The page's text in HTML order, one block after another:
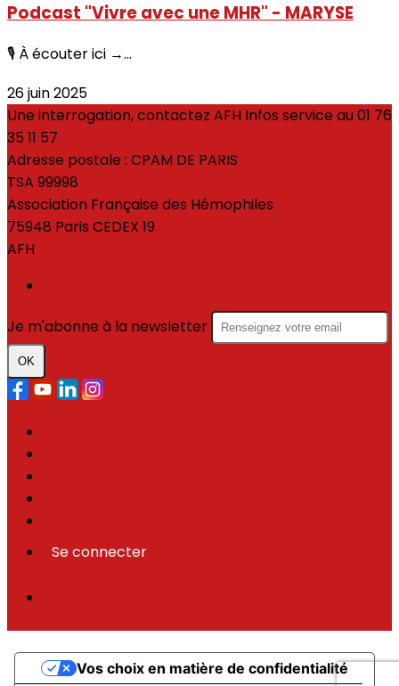
Podcast "Vivre avec une MHR" - MARYSE
🎙 À écouter ici →...
26 juin 2025
Une interrogation, contactez AFH Infos service au 01 76
35 11 57
Adresse postale : CPAM DE PARIS
TSA 99998
Association Française des Hémophiles
75948 Paris CEDEX 19
AFH
Je m'abonne à la newsletter
OK
Se connecter
Vos choix en matière de confidentialité